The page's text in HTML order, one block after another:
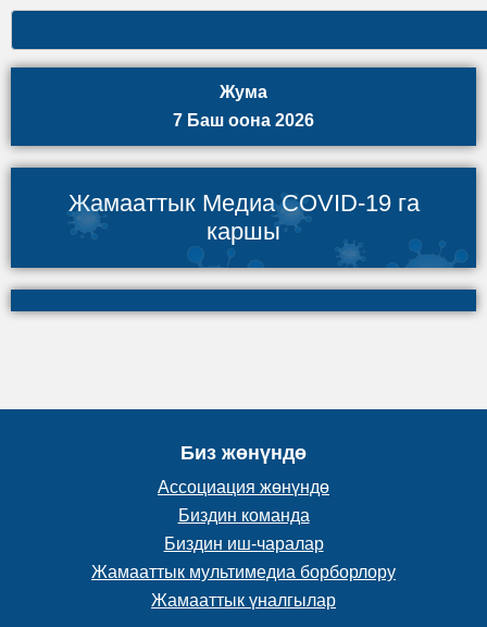
Жума
7 Баш оона 2026
Жамааттык Медиа COVID-19 га
каршы
Биз жөнүндө
Ассоциация жөнүндө
Биздин команда
Биздин иш-чаралар
Жамааттык мультимедиа борборлору
Жамааттык үналгылар